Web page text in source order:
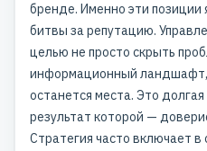
бренде. Именно эти позиции
битвы за репутацию.
целью не просто скрыть
информационный ландшафт,
останется места. Это
результат которой —
Стратегия часто включает в